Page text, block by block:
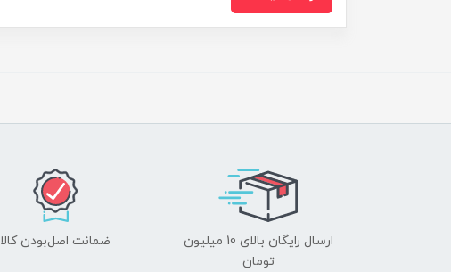
ارسال رایگان بالای 10 میلیون
تومان
ضمانت اصل‌بودن کالا